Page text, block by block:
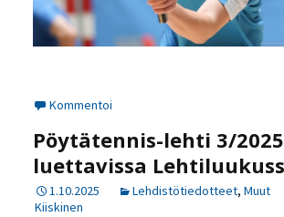
Kommentoi
Pöytätennis-lehti 3/2025
luettavissa
1.10.2025 Lehdistötiedotteet, Muut
Kiiskinen